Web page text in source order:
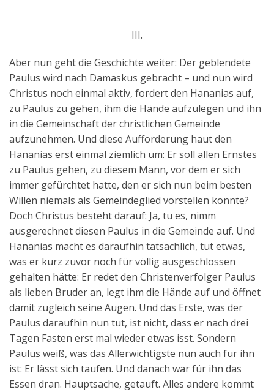
III.
Aber nun geht die Geschichte weiter: Der geblendete
Paulus wird nach Damaskus gebracht – und nun wird
Christus noch einmal aktiv, fordert den Hananias auf,
zu Paulus zu gehen, ihm die Hände aufzulegen und ihn
in die Gemeinschaft der christlichen Gemeinde
aufzunehmen. Und diese Aufforderung haut den
Hananias erst einmal ziemlich um: Er soll allen Ernstes
zu Paulus gehen, zu diesem Mann, vor dem er sich
immer gefürchtet hatte, den er sich nun beim besten
Willen niemals als Gemeindeglied vorstellen konnte?
Doch Christus besteht darauf: Ja, tu es, nimm
ausgerechnet diesen Paulus in die Gemeinde auf. Und
Hananias macht es daraufhin tatsächlich, tut etwas,
was er kurz zuvor noch für völlig ausgeschlossen
gehalten hätte: Er redet den Christenverfolger Paulus
als lieben Bruder an, legt ihm die Hände auf und öffnet
damit zugleich seine Augen. Und das Erste, was der
Paulus daraufhin nun tut, ist nicht, dass er nach drei
Tagen Fasten erst mal wieder etwas isst. Sondern
Paulus weiß, was das Allerwichtigste nun auch für ihn
ist: Er lässt sich taufen. Und danach war für ihn das
Essen dran. Hauptsache, getauft. Alles andere kommt